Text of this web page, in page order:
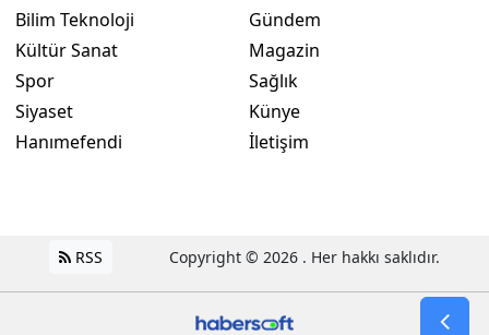
Bilim Teknoloji
Kültür Sanat
Spor
Siyaset
Hanımefendi
Gündem
Magazin
Sağlık
Künye
İletişim
RSS Copyright © 2026 . Her hakkı saklıdır.